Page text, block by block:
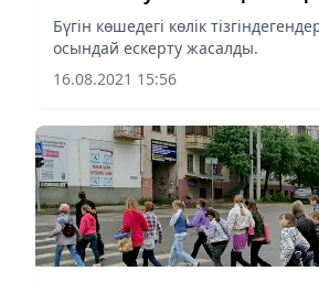
Бүгін көшедегі көлік
осындай ескерту жасалды.
16.08.2021 15:56